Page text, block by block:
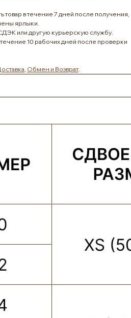
в течение 7 дней после получения,
ярлыки.
или другую курьерскую службу.
10 рабочих дней после проверки
Обмен и Возврат.